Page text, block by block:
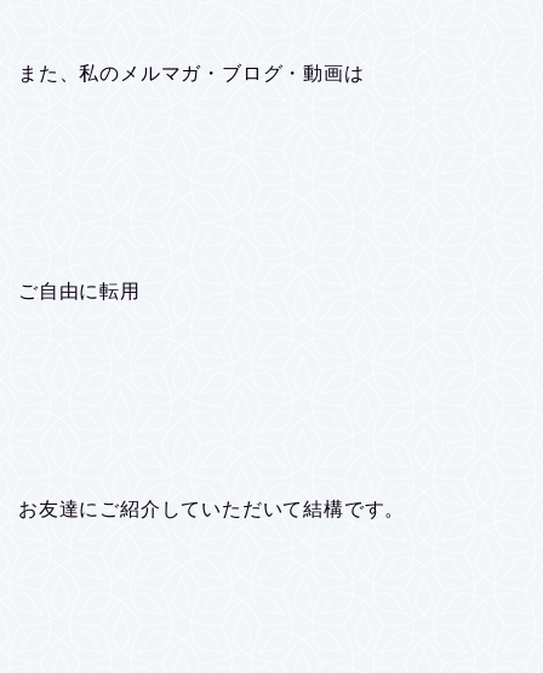
また、私のメルマガ・ブログ・動画は
ご自由に転用
お友達にご紹介していただいて結構です。